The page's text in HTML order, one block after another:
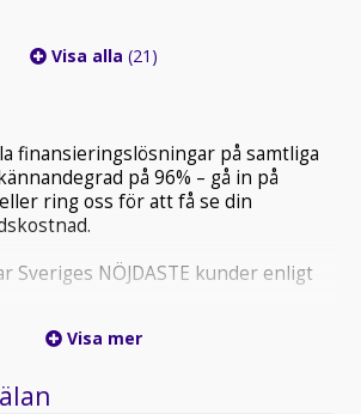
Visa alla (21)
finansieringslösningar på samtliga
på 96% – gå in på
ring oss för att få se din
Sveriges NÖJDASTE kunder enligt
Sverige!*
Dynamique är en smidig och
Visa mer